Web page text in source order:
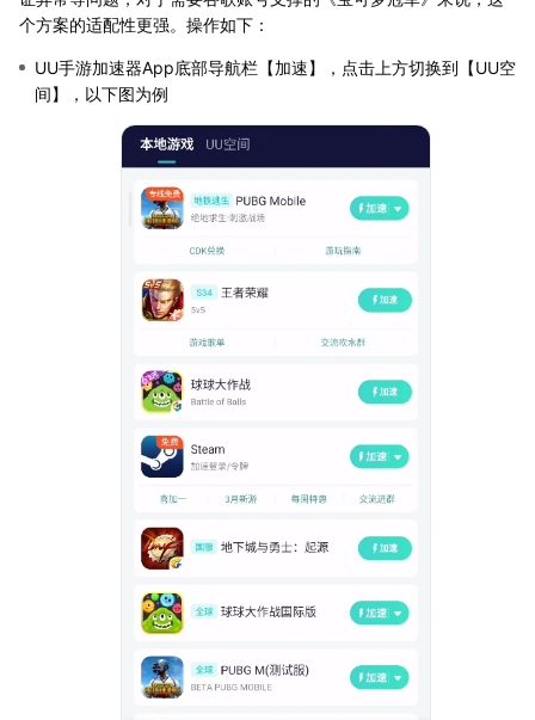
个方案的适配性更强。操作如下：
UU手游加速器App底部导航栏【加速】，点击上方切换到【UU空
间】，以下图为例